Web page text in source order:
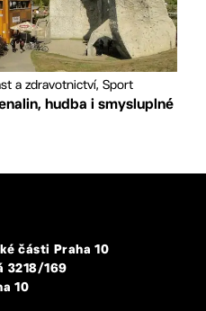
a zdravotnictví, Sport
hudba i smysluplné
části Praha 10
3218/169
10